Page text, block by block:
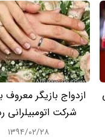
ازدواج بازیگر معروف
شرکت اتومبیلرانی
۱۳۹۴/۰۲/۲۸